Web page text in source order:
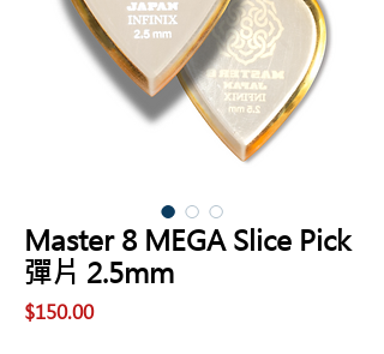
Master 8 MEGA Slice Pick
彈片 2.5mm
$150.00價